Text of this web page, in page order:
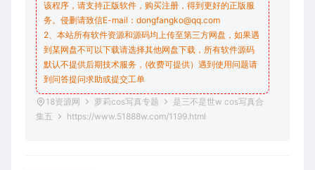
该程序，请支持正版软件，购买注册，得到更好的正版服
务。侵删请致信E-mail：dongfangko@qq.com
2、本站所有软件资源和源码均上传至第三方网盘，如果遇
到某网盘不可以下载请选择其他网盘下载，所有软件源码
默认不提供后期技术服务，(收费可提供）遇到使用问题请
到问答提问求助或提交工单
18资源网 萝莉cos写真专题
是三不是世w cos写真合
集五
https://www.51888w.com/1199.html